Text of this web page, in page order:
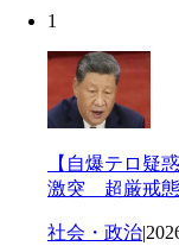
1
【自爆テロ疑
激突 超厳戒
社会・政治|